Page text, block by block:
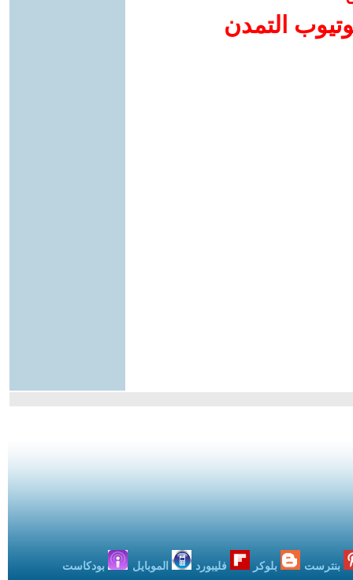
التمدن
بنترست بلوكر فليبورد الموبايل بودكاست